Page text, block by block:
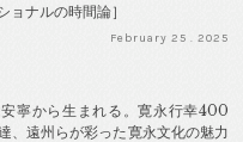
ョナルの時間論］
February 25 . 2025
寧から生まれる。寛永行幸400
、遠州らが彩った寛永文化の魅力